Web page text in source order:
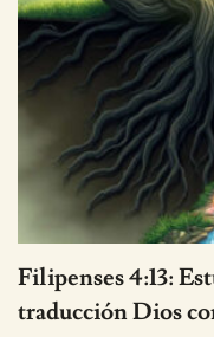
Filipenses 4:13:
traducción Dios